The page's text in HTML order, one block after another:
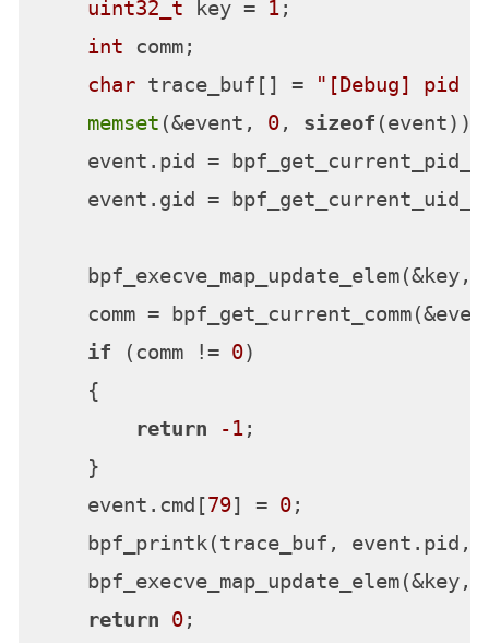
uint32_t key = 1;
int comm;
char trace_buf[] =
"[Debug] pid =
memset (&event, 0, sizeof (event));
event.pid =
event.gid =
bpf_execve_map_update_elem(&key,
comm =
if (comm != 0)
    {
return
-1;
    }
    event.cmd[
79] = 0;
bpf_printk(trace_buf, event.pid,
bpf_execve_map_update_elem(&key,
return 0;